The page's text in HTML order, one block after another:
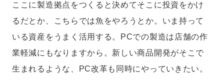
ここに製造拠点をつくると決めてそこに投資をかけ
るだとか、こちらでは魚をやろうとか。いま持って
いる資産をうまく活用する。PCでの製造は店舗の作
業軽減にもなりますから。新しい商品開発がそこで
生まれるような、PC改革も同時にやっていきたい。